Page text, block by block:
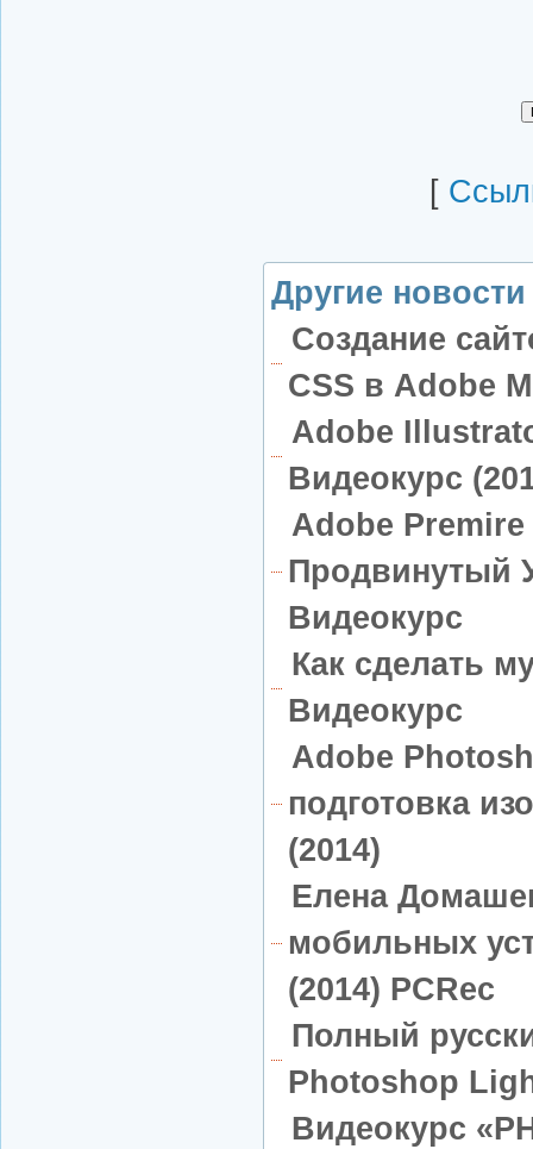
[
Другие
Создание
CSS в Adobe
Adobe
Видеокурс
Adobe Premire
Продвинутый
Видеокурс
Как сделать
Видеокурс
Adobe
подготовка
(2014)
Елена
мобильных
(2014) PCRec
Полный
Photoshop
Видеокурс